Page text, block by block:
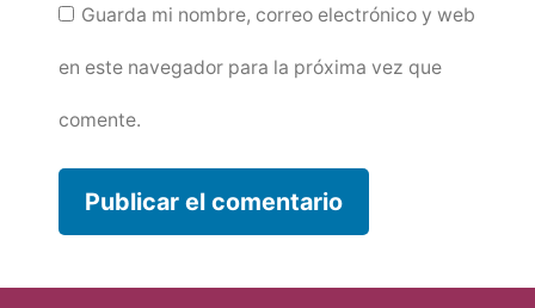
Guarda mi nombre, correo electrónico y web
en este navegador para la próxima vez que
comente.